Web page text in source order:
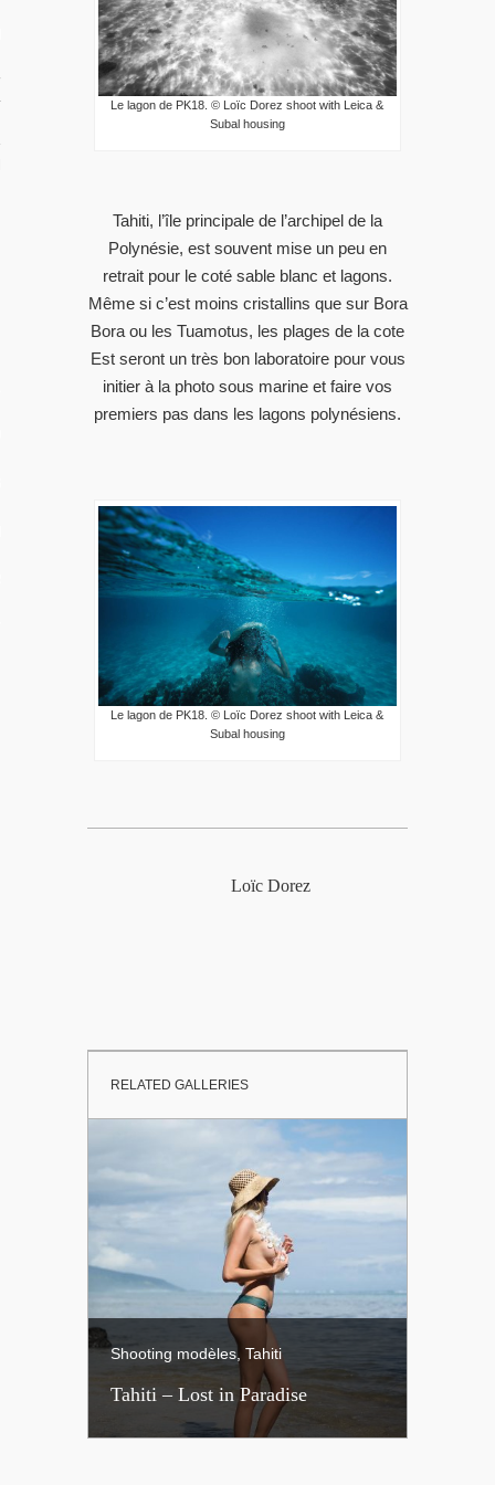
PORTFOLIOS
Le lagon de PK18. © Loïc Dorez shoot with Leica &
Subal housing
Tahiti, l’île principale de l’archipel de la
Polynésie, est souvent mise un peu en
retrait pour le coté sable blanc et lagons.
Même si c’est moins cristallins que sur Bora
Bora ou les Tuamotus, les plages de la cote
Est seront un très bon laboratoire pour vous
initier à la photo sous marine et faire vos
premiers pas dans les lagons polynésiens.
Le lagon de PK18. © Loïc Dorez shoot with Leica &
Subal housing
Loïc Dorez
RELATED GALLERIES
Shooting modèles, Tahiti
Tahiti – Lost in Paradise